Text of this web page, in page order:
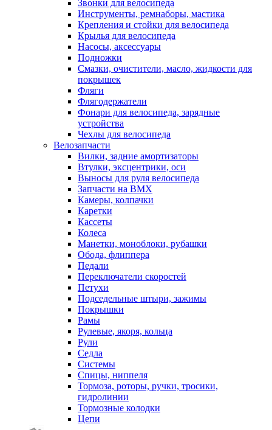
Звонки для велосипеда
Инструменты, ремнаборы, мастика
Крепления и стойки для велосипеда
Крылья для велосипеда
Насосы, аксессуары
Подножки
Смазки, очистители, масло, жидкости для
покрышек
Фляги
Флягодержатели
Фонари для велосипеда, зарядные
устройства
Чехлы для велосипеда
Велозапчасти
Вилки, задние амортизаторы
Втулки, эксцентрики, оси
Выносы для руля велосипеда
Запчасти на BMX
Камеры, колпачки
Каретки
Кассеты
Колеса
Манетки, моноблоки, рубашки
Обода, флиппера
Педали
Переключатели скоростей
Петухи
Подседельные штыри, зажимы
Покрышки
Рамы
Рулевые, якоря, кольца
Рули
Седла
Системы
Спицы, ниппеля
Тормоза, роторы, ручки, тросики,
гидролинии
Тормозные колодки
Цепи